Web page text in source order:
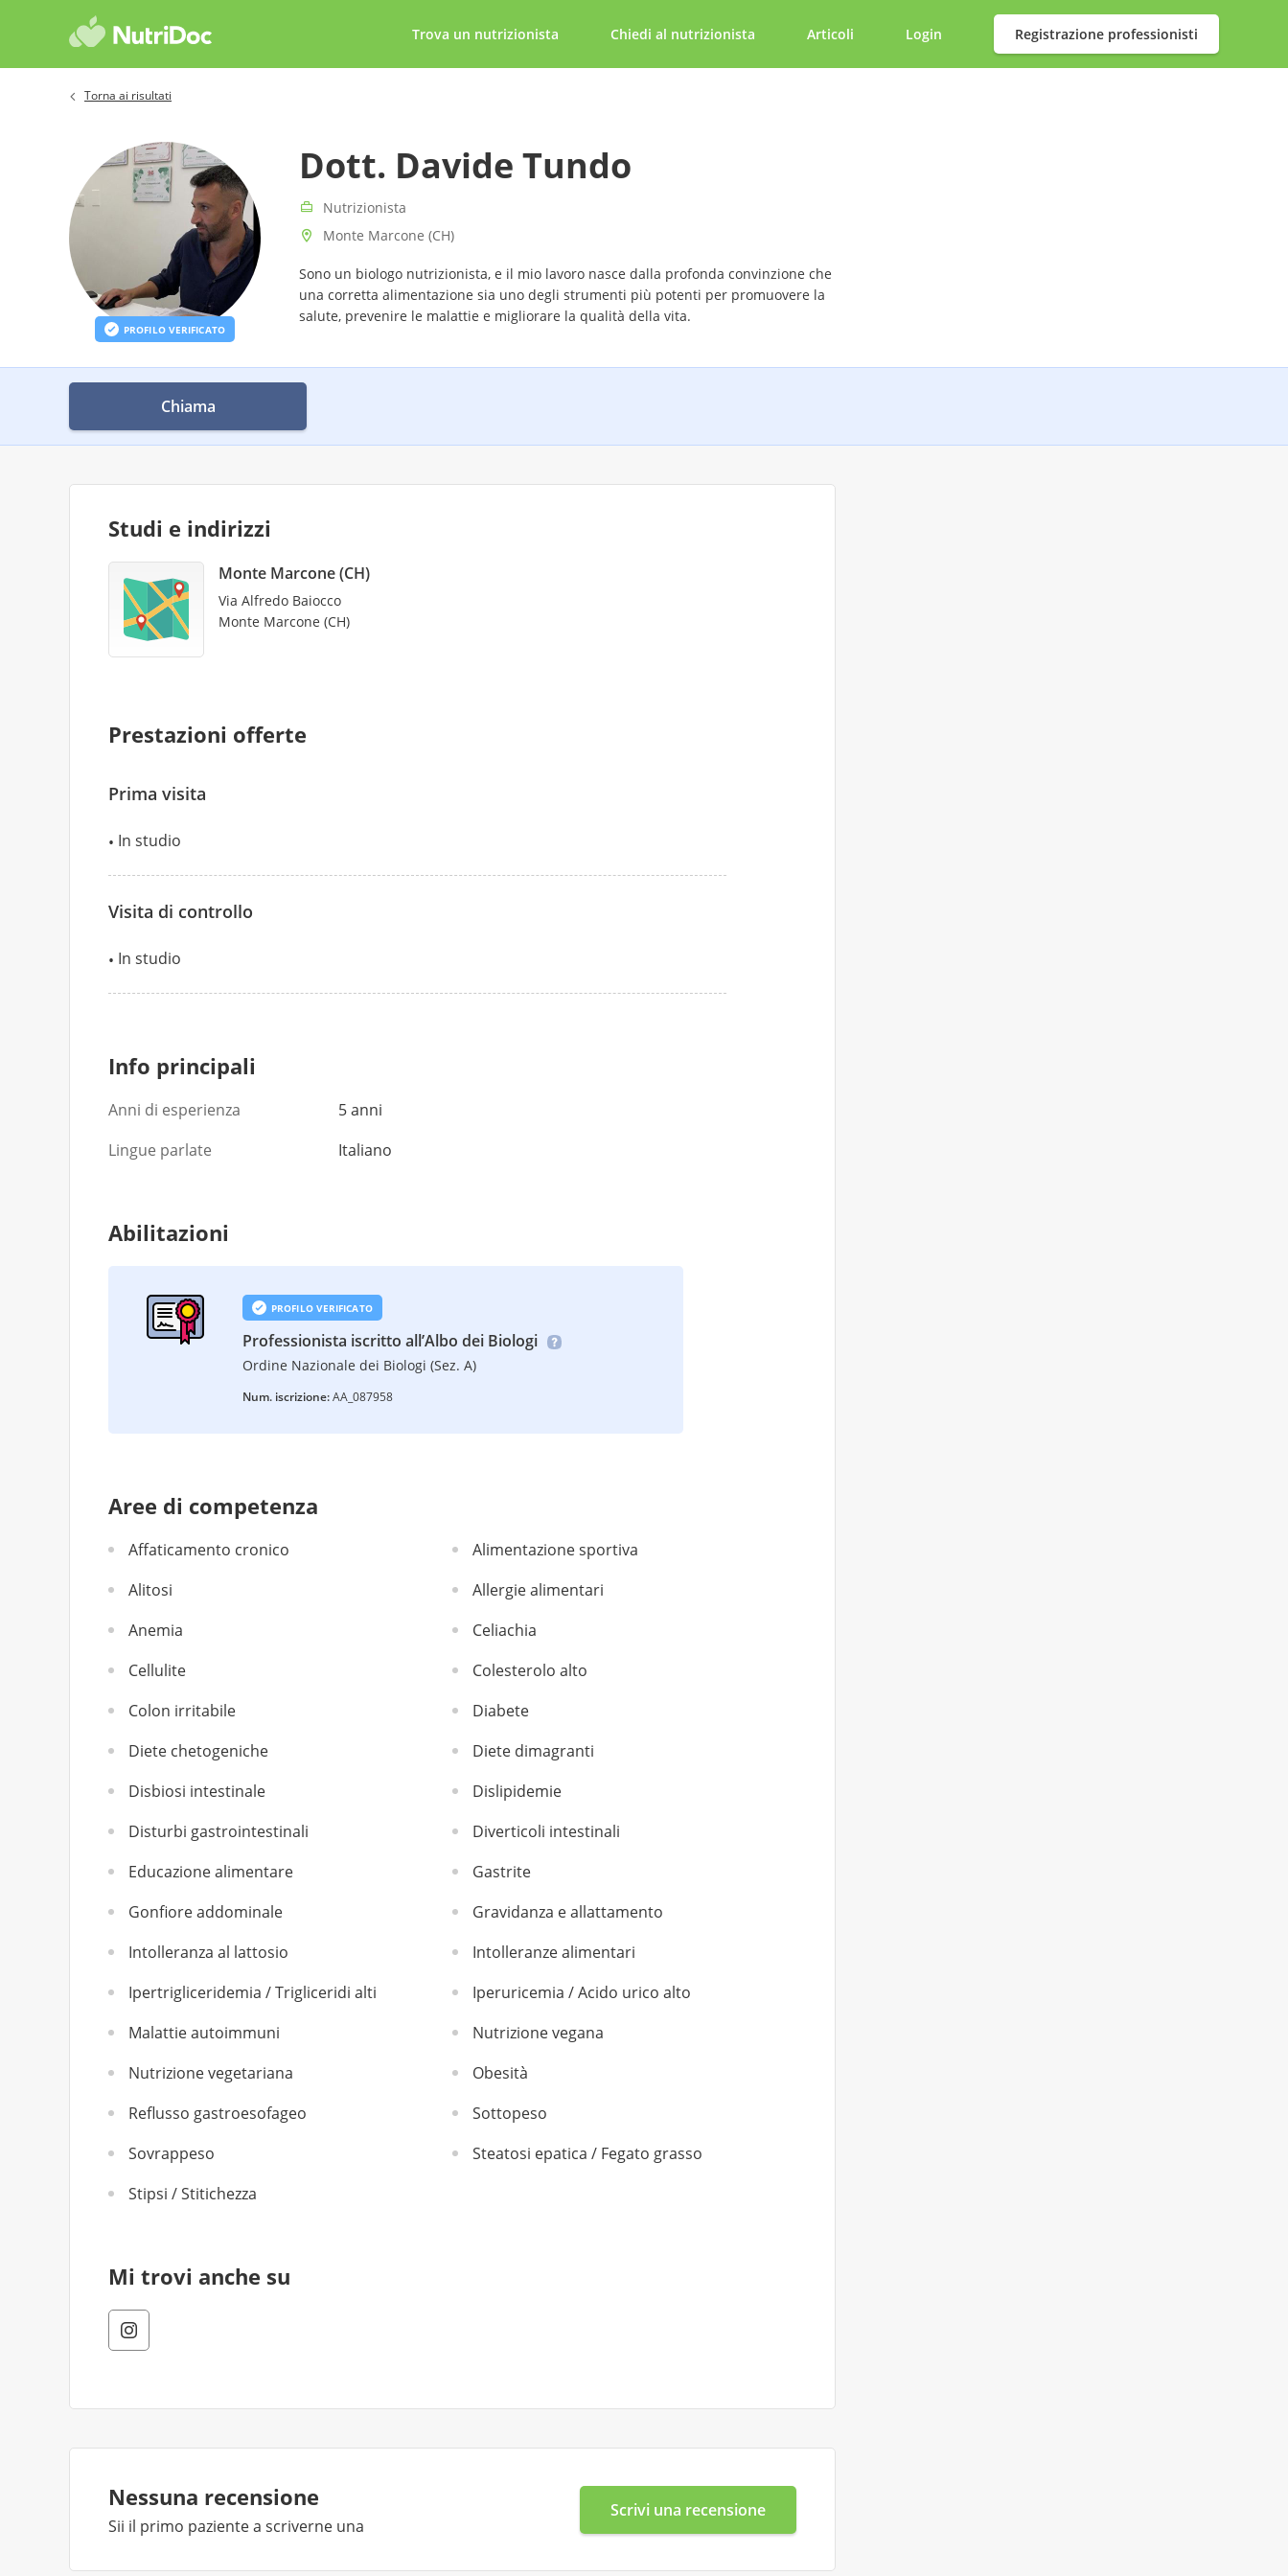
Trova un nutrizionista Chiedi al nutrizionista Articoli Login Registrazione professionisti
Torna ai risultati
PROFILO VERIFICATO
Dott. Davide Tundo
Nutrizionista
Monte Marcone (CH)
Sono un biologo nutrizionista, e il mio lavoro nasce dalla profonda convinzione che
una corretta alimentazione sia uno degli strumenti più potenti per promuovere la
salute, prevenire le malattie e migliorare la qualità della vita.
Chiama
Studi e indirizzi
Monte Marcone (CH)
Via Alfredo Baiocco
Monte Marcone (CH)
Prestazioni offerte
Prima visita
In studio
Visita di controllo
In studio
Info principali
Anni di esperienza
5 anni
Lingue parlate
Italiano
Abilitazioni
PROFILO VERIFICATO
Professionista iscritto all’Albo dei Biologi
Ordine Nazionale dei Biologi (Sez. A)
Num. iscrizione:AA_087958
Aree di competenza
Affaticamento cronico
Alimentazione sportiva
Alitosi
Allergie alimentari
Anemia
Celiachia
Cellulite
Colesterolo alto
Colon irritabile
Diabete
Diete chetogeniche
Diete dimagranti
Disbiosi intestinale
Dislipidemie
Disturbi gastrointestinali
Diverticoli intestinali
Educazione alimentare
Gastrite
Gonfiore addominale
Gravidanza e allattamento
Intolleranza al lattosio
Intolleranze alimentari
Ipertrigliceridemia / Trigliceridi alti
Iperuricemia / Acido urico alto
Malattie autoimmuni
Nutrizione vegana
Nutrizione vegetariana
Obesità
Reflusso gastroesofageo
Sottopeso
Sovrappeso
Steatosi epatica / Fegato grasso
Stipsi / Stitichezza
Mi trovi anche su
Nessuna recensione
Sii il primo paziente a scriverne una
Scrivi una recensione